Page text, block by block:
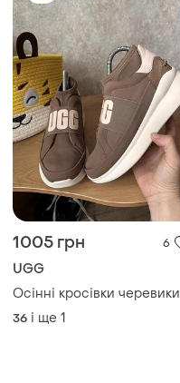
1005 грн 6
UGG
Осінні кросівки черевики
36 і ще 1